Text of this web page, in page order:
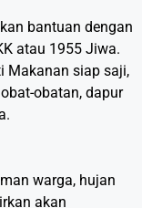
bantuan dengan
atau 1955 Jiwa.
Makanan siap saji,
obatan, dapur
warga, hujan
akan